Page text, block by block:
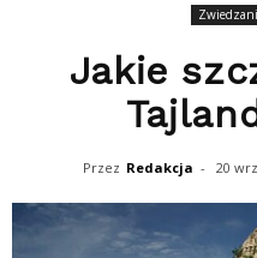
Jakie
Przez Redakcja - 20